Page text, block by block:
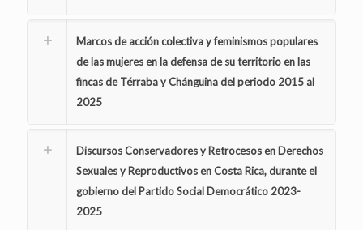
Marcos de acción colectiva y feminismos populares
de las mujeres en la defensa de su territorio en las
fincas de Térraba y Chánguina del periodo 2015 al
2025
Discursos Conservadores y Retrocesos en Derechos
Sexuales y Reproductivos en Costa Rica, durante el
gobierno del Partido Social Democrático 2023-
2025